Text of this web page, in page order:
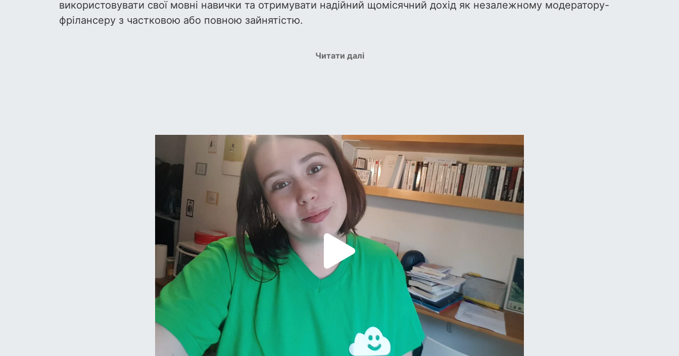
використовувати свої мовні навички та отримувати надійний щомісячний дохід як незалежному модератору-
фрілансеру з частковою або повною зайнятістю.
Читати далі